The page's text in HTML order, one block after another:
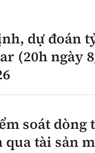
dự đoán
(20h ngày
soát dòng
tài sản